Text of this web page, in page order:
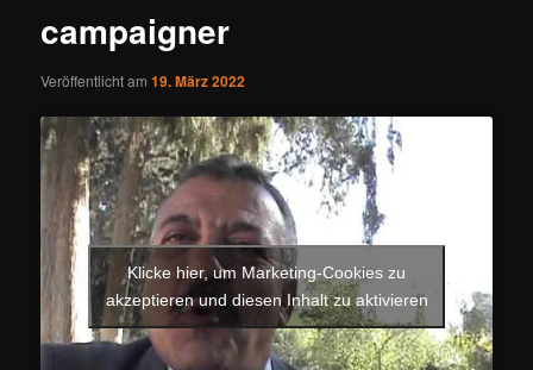
campaigner
Veröffentlicht am19. März 2022
Klicke hier, um Marketing-Cookies zu
akzeptieren und diesen Inhalt zu aktivieren